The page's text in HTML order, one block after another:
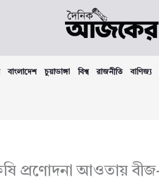
বাংলাদেশ চুয়াডাঙ্গা বিশ্ব রাজনীতি বাণিজ্য
প্রণোদনা আওতায়